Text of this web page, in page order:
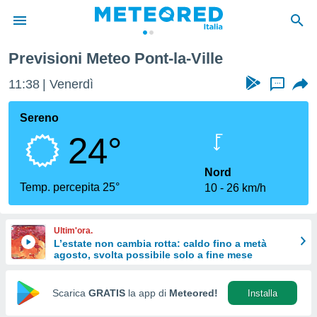
di
per
le
di
Web
Previsioni Meteo Pont-la-Ville
11:38 Venerdì ...
Sereno
24°
Temp. percepita 25°
Nord
10
26 km/h
Ultim'ora.
L’estate non cambia rotta: caldo fino a metà
agosto, svolta possibile solo a fine mese
Scarica GRATIS la app di Meteored! Installa